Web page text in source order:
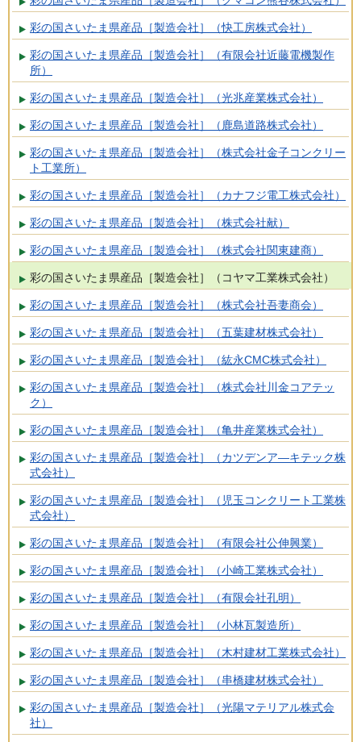
彩の国さいたま県産品［製造会社］（快工房株式会社）
彩の国さいたま県産品［製造会社］（有限会社近藤電機製作
所）
彩の国さいたま県産品［製造会社］（光兆産業株式会社）
彩の国さいたま県産品［製造会社］（鹿島道路株式会社）
彩の国さいたま県産品［製造会社］（株式会社金子コンクリー
ト工業所）
彩の国さいたま県産品［製造会社］（カナフジ電工株式会社）
彩の国さいたま県産品［製造会社］（株式会社献）
彩の国さいたま県産品［製造会社］（株式会社関東建商）
彩の国さいたま県産品［製造会社］（コヤマ工業株式会社）
彩の国さいたま県産品［製造会社］（株式会社吾妻商会）
彩の国さいたま県産品［製造会社］（五葉建材株式会社）
彩の国さいたま県産品［製造会社］（紘永CMC株式会社）
彩の国さいたま県産品［製造会社］（株式会社川金コアテッ
ク）
彩の国さいたま県産品［製造会社］（亀井産業株式会社）
彩の国さいたま県産品［製造会社］（カツデンア―キテック株
式会社）
彩の国さいたま県産品［製造会社］（児玉コンクリート工業株
式会社）
彩の国さいたま県産品［製造会社］（有限会社公伸興業）
彩の国さいたま県産品［製造会社］（小崎工業株式会社）
彩の国さいたま県産品［製造会社］（有限会社孔明）
彩の国さいたま県産品［製造会社］（小林瓦製造所）
彩の国さいたま県産品［製造会社］（木村建材工業株式会社）
彩の国さいたま県産品［製造会社］（串橋建材株式会社）
彩の国さいたま県産品［製造会社］（光陽マテリアル株式会
社）